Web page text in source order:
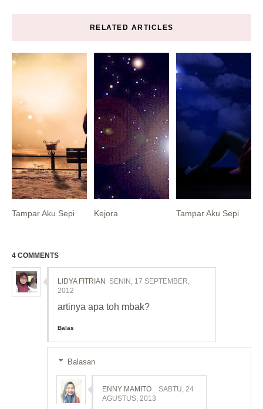
RELATED ARTICLES
Tampar Aku Sepi Kejora Tampar Aku Sepi
4 COMMENTS
LIDYA FITRIAN
SENIN, 17 SEPTEMBER,
2012
artinya apa toh mbak?
Balas
Balasan
ENNY MAMITO
SABTU, 24
AGUSTUS, 2013